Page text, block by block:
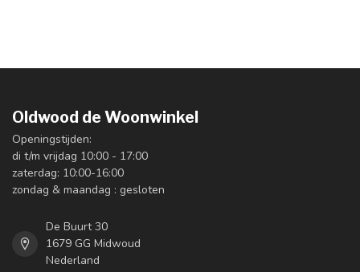
Oldwood de Woonwinkel
Openingstijden:
di t/m vrijdag 10:00 - 17:00
zaterdag: 10:00-16:00
zondag & maandag : gesloten
De Buurt 30
1679 GG Midwoud
Nederland